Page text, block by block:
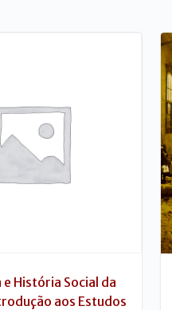
História Social da
aos Estudos